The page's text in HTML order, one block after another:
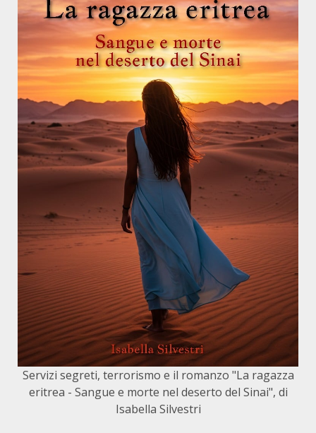
Servizi segreti, terrorismo e il romanzo "La ragazza
eritrea - Sangue e morte nel deserto del Sinai", di
Isabella Silvestri